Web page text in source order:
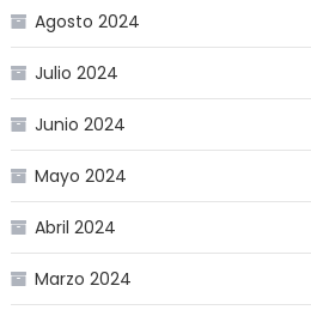
Agosto 2024
Julio 2024
Junio 2024
Mayo 2024
Abril 2024
Marzo 2024